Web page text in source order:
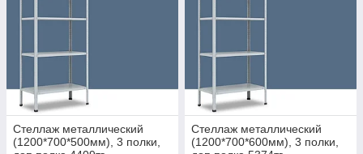
стоящих конструкций, монтаж секций к стене или «спина к
спине».
полку и секцию, высоту и глубину конструкции. Любую
телефону.
Стеллаж металлический
(1200*700*500мм), 3 полки,
Стеллаж металлический
(1200*700*600мм), 3 полки,